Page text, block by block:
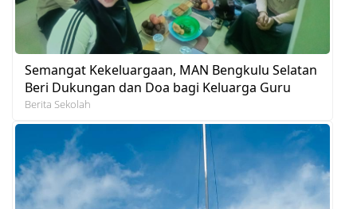
Semangat Kekeluargaan, MAN Bengkulu Selatan
Beri Dukungan dan Doa bagi Keluarga Guru
Berita Sekolah